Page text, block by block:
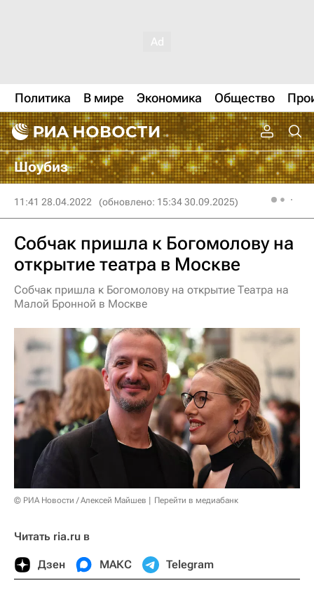
Политика В мире Экономика Общество
Шоубиз
11:41 28.04.2022 (обновлено: 15:34 30.09.2025)
Собчак пришла к Богомолову на
открытие театра в Москве
Собчак пришла к Богомолову на открытие Театра на
Малой Бронной в Москве
© РИА Новости / Алексей Майшев Перейти в медиабанк
Читать ria.ru в
Дзен МАКС Telegram